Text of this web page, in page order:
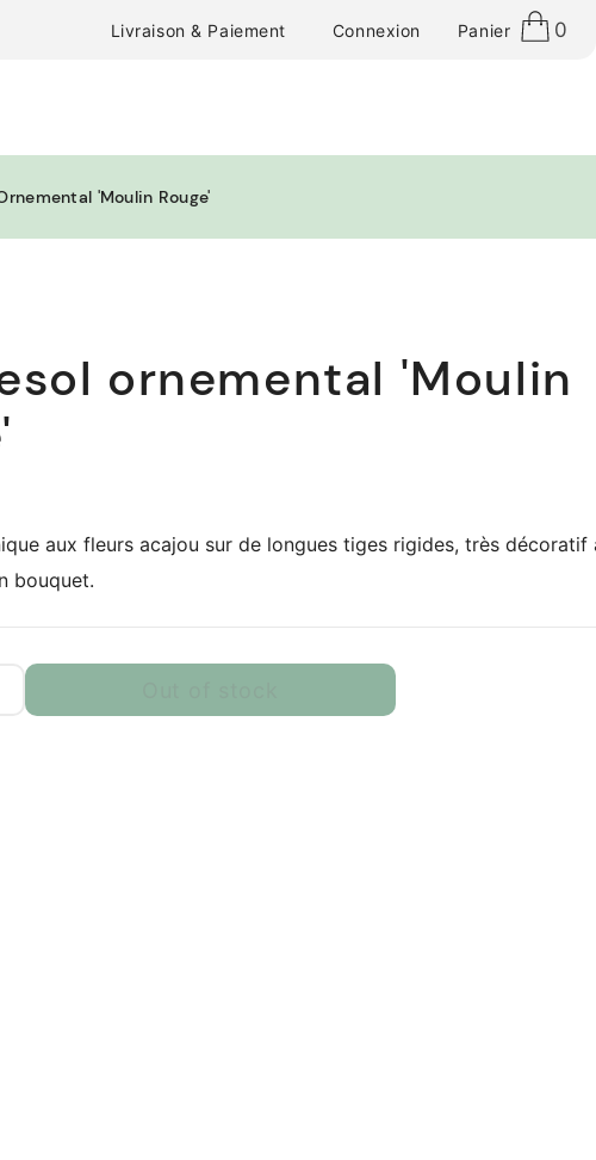
Livraison & Paiement Connexion Panier 0
'Moulin Rouge'
ornemental 'Moulin
aux fleurs acajou sur de longues tiges rigides, très décoratif
bouquet.